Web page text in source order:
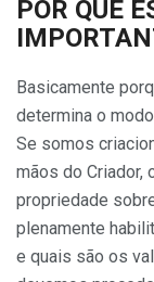
POR QUE
Basicamente
determina o
Se somos
mãos do Criador,
propriedade
plenamente
e quais são os